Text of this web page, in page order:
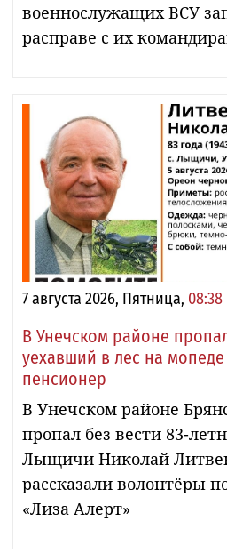
военнослужащих ВСУ
расправе с их
7 августа 2026, Пятница, 08:38
В Унечском районе
уехавший в лес на
пенсионер
В Унечском районе
пропал без вести 83-
Лыщичи Николай
рассказали волонтёры
«Лиза Алерт»